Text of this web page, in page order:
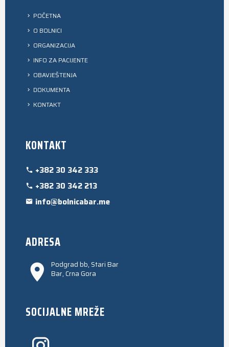
POČETNA
O BOLNICI
ORGANIZACIJA
INFO ZA PACIJENTE
OBAVJEŠTENJA
DOKUMENTA
KONTAKT
KONTAKT
+382 30 342 333
+382 30 342 213
info@bolnicabar.me
ADRESA
Podgrad bb, Stari Bar
Bar, Crna Gora
SOCIJALNE MREŽE